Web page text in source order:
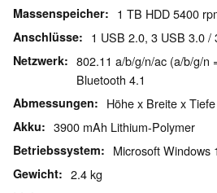
Massenspeicher 1 TB HDD 5400
Anschlüsse 1 USB 2.0, 3 USB 3.0 /
Netzwerk
802.11 a/b/g/n/ac (a/b/g/n
Bluetooth 4.1
Abmessungen Höhe x Breite x
Akku 3900 mAh Lithium-Polymer
Betriebssystem Microsoft Windows
Gewicht 2.4 kg